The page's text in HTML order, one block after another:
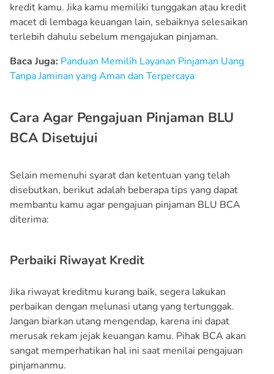
kredit kamu. Jika kamu memiliki tunggakan atau kredit
macet di lembaga keuangan lain, sebaiknya selesaikan
terlebih dahulu sebelum mengajukan pinjaman.
Baca Juga: Panduan Memilih Layanan Pinjaman Uang
Tanpa Jaminan yang Aman dan Terpercaya
Cara Agar Pengajuan Pinjaman BLU
BCA Disetujui
Selain memenuhi syarat dan ketentuan yang telah
disebutkan, berikut adalah beberapa tips yang dapat
membantu kamu agar pengajuan pinjaman BLU BCA
diterima:
Perbaiki Riwayat Kredit
Jika riwayat kreditmu kurang baik, segera lakukan
perbaikan dengan melunasi utang yang tertunggak.
Jangan biarkan utang mengendap, karena ini dapat
merusak rekam jejak keuangan kamu. Pihak BCA akan
sangat memperhatikan hal ini saat menilai pengajuan
pinjamanmu.